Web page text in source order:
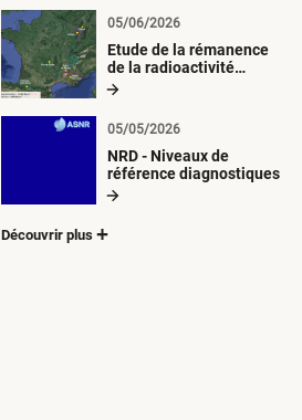
atmosphériques
radioactives depuis 1945
Etude de la rémanence
de la radioactivité
d’origine artificielle
05/06/2026
NRD - Niveaux de
référence diagnostiques
05/05/2026
Découvrir plus